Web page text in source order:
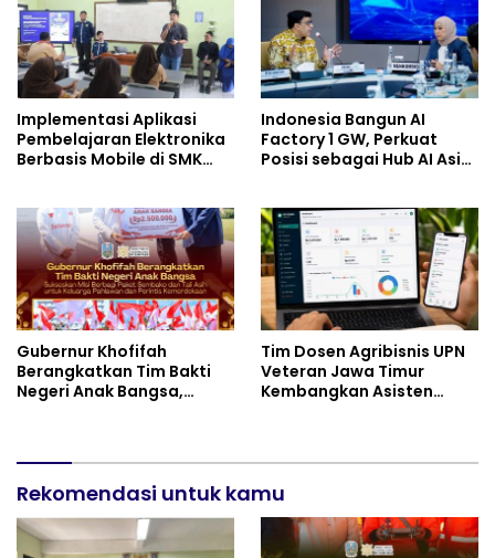
Implementasi Aplikasi
Pembelajaran Elektronika
Berbasis Mobile di SMK
dan Inovasi Pembelajaran
Indonesia Bangun AI
Factory 1 GW, Perkuat
Posisi sebagai Hub AI Asia
Gubernur Khofifah
Berangkatkan Tim Bakti
Negeri Anak Bangsa,
Tim Dosen Agribisnis UPN
Veteran Jawa Timur
Kembangkan Asisten
Rekomendasi untuk kamu